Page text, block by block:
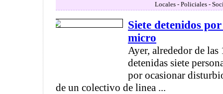
Locales - Policiales -
Siete detenidos
micro
Ayer, alrededor de
detenidas siete
por ocasionar
de un colectivo de linea ...